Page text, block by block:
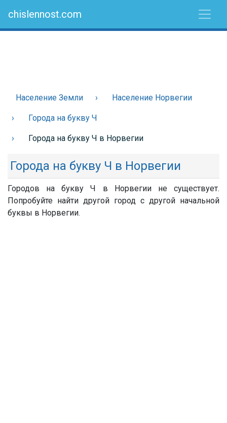
chislennost.com
Население Земли Население Норвегии
Города на букву Ч
Города на букву Ч в Норвегии
Города на букву Ч в Норвегии
Городов на букву Ч в Норвегии не существует.
Попробуйте найти другой город с другой начальной
буквы в Норвегии.